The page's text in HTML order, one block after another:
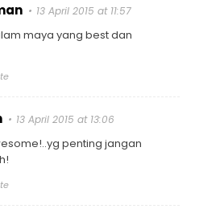
13 April 2015 at 11:57
maya yang best dan
13 April 2015 at 13:06
penting jangan